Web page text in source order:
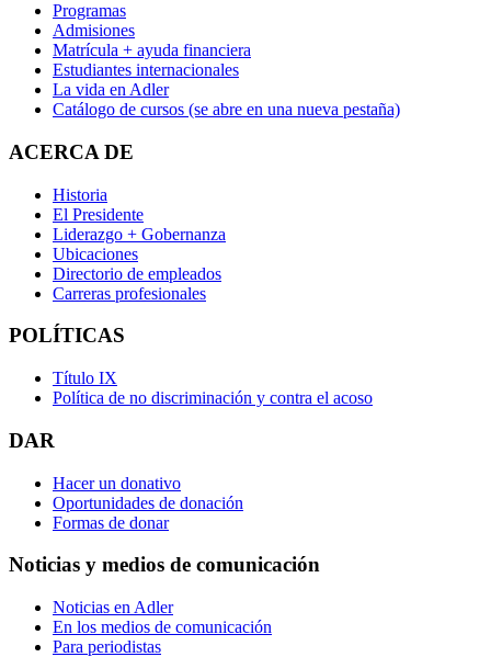
Programas
Admisiones
Matrícula + ayuda financiera
Estudiantes internacionales
La vida en Adler
Catálogo de cursos (se abre en una nueva pestaña)
ACERCA DE
Historia
El Presidente
Liderazgo + Gobernanza
Ubicaciones
Directorio de empleados
Carreras profesionales
POLÍTICAS
Título IX
Política de no discriminación y contra el acoso
DAR
Hacer un donativo
Oportunidades de donación
Formas de donar
Noticias y medios de comunicación
Noticias en Adler
En los medios de comunicación
Para periodistas